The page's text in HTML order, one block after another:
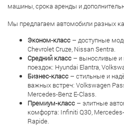
машины, срока аренды и
Мы предлагаем автомобили разных
Эконом-класс – доступные
Chevrolet Cruze, Nissan Sentra.
Средний класс – выносливые и
поездок: Hyundai Elantra,
Бизнес-класс – стильные и
важных встреч: Volkswagen
Mercedes-Benz E-Class.
Премиум-класс – элитные
комфорта: Infiniti Q30,
Rapide.